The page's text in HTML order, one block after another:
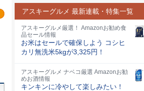
アスキーグルメ 最新連載・特集一覧
アスキーグルメ厳選！ Amazonお勧め食
品セール情報
お米はセールで確保しよう コシヒ
カリ無洗米5kgが3,325円！
アスキーグルメ ナベコ厳選 Amazonお勧
めお酒情報
キンキンに冷やして楽しみたい！